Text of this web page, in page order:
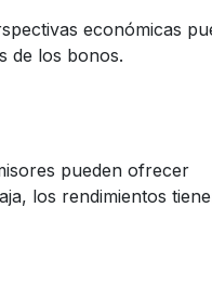
económicas
de los bonos.
pueden ofrecer
los rendimientos